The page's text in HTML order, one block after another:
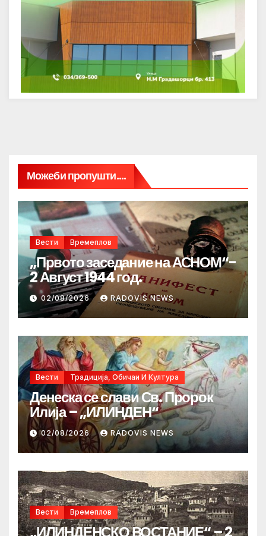
Можеби пропушти....
Вести Времеплов
„Првото заседание на АСНОМ“-
2 Август 1944 год.
02/08/2026 RADOVIS NEWS
Вести Традиција, Обичаи И Култура
Денеска се слави Св. Пророк
Илија – „ИЛИНДЕН“
02/08/2026 RADOVIS NEWS
Вести Времеплов